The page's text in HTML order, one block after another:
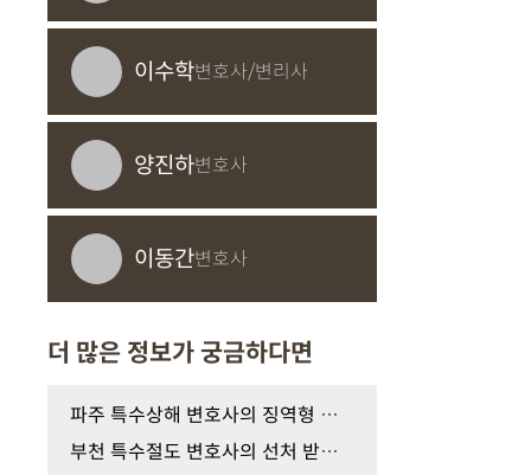
이수학변호사/변리사
양진하변호사
이동간변호사
더 많은 정보가 궁금하다면
파주 특수상해 변호사의 징역형 피하기 위한 경찰 조…
부천 특수절도 변호사의 선처 받기 위한 경찰 조사와…